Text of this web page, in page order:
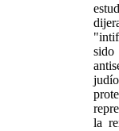
sido
la